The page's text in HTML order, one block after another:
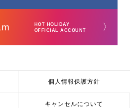
HOT HOLIDAY
OFFICIAL ACCOUNT
〉
個人情報保護方針
キャンセルについて